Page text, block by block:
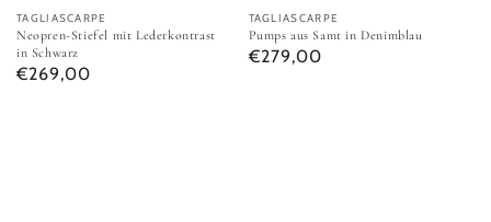
Anbieter:
TAGLIASCARPE
Neopren-Stiefel mit Lederkontrast
in Schwarz
Normaler Preis
€269,00
Anbieter:
TAGLIASCARPE
Pumps aus Samt in Denimblau
Normaler Preis
€279,00